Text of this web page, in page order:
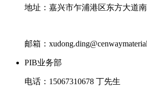
地址：嘉兴市乍浦港区东方大道
邮箱：
PIB业务部
电话：15067310678 丁先生